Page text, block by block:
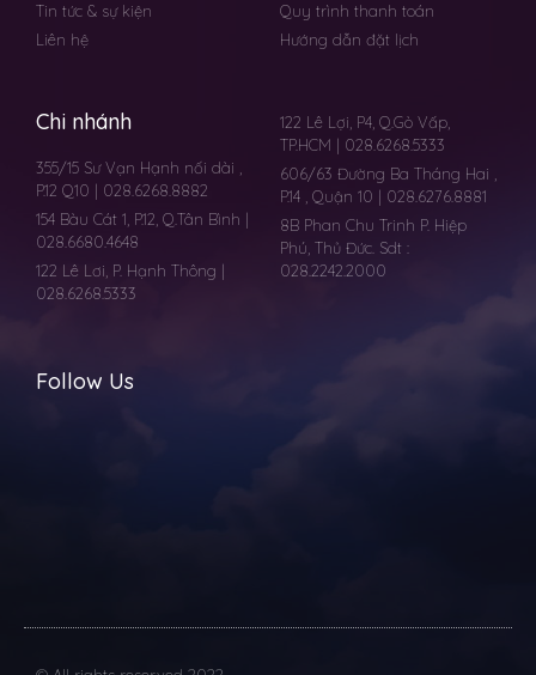
Tin tức & sự kiện
Liên hệ
Quy trình thanh toán
Hướng dẫn đặt lịch
Chi nhánh
355/15 Sư Vạn Hạnh nối dài ,
P.12 Q10 | 028.6268.8882
154 Bàu Cát 1, P.12, Q.Tân Bình |
028.6680.4648
122 Lê Lơi, P. Hạnh Thông |
028.6268.5333
122 Lê Lợi, P4, Q.Gò Vấp,
TP.HCM | 028.6268.5333
606/63 Đường Ba Tháng Hai ,
P.14 , Quận 10 | 028.6276.8881
8B Phan Chu Trinh P. Hiệp
Phú, Thủ Đức. Sdt :
028.2242.2000
Follow Us